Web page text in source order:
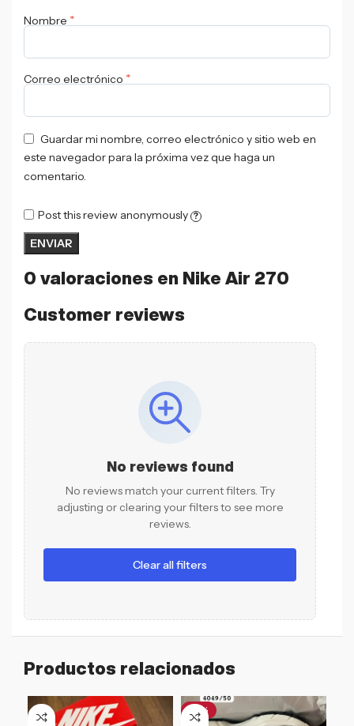
0 valoraciones en Nike Air 270
Customer reviews
No reviews found
No reviews match your current filters. Try
adjusting or clearing your filters to see more
reviews.
Clear all filters
Nombre *
Correo electrónico *
Guardar mi nombre, correo electrónico y sitio web en
este navegador para la próxima vez que haga un
comentario.
Post this review anonymously ?
Productos relacionados
-31%